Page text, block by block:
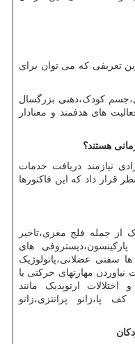
تعریفی که می‌ توان برای
کودک،ذهنی بزرگسال
های هدفمند و معنادار
هستند؟
نیازمند دریافت خدمات
قرار داد که این فاکتورها
از جمله فلج مغزی،تاخیر
های
سفتی عضلانی،پاتولوژیک
مهارتهای حرکتی یا
ارتوپدیک مانند
پا،زانو پرانتزی،زانو